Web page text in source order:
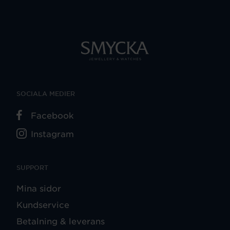
SUPPORT
Mina sidor
Kundservice
Betalning & leverans
SOCIALA MEDIER
Facebook
Instagram